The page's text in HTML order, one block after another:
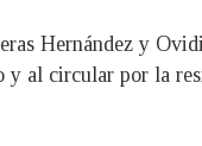
Hernández y
y al circular por la